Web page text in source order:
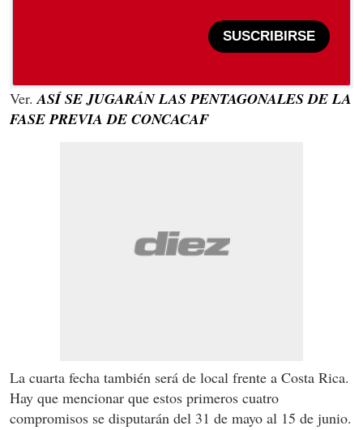
SUSCRIBIRSE
Ver. ASÍ SE JUGARÁN LAS PENTAGONALES DE LA
FASE PREVIA DE CONCACAF
La cuarta fecha también será de local frente a Costa Rica.
Hay que mencionar que estos primeros cuatro
compromisos se disputarán del 31 de mayo al 15 de junio.